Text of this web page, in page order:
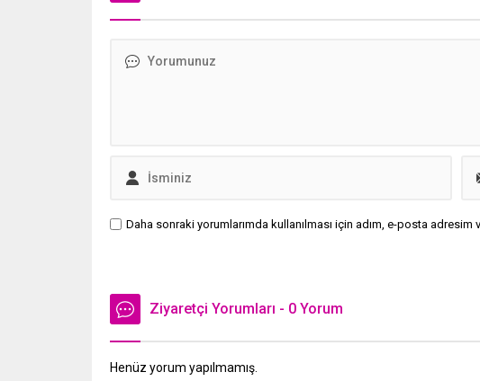
Daha sonraki yorumlarımda kullanılması için adım, e-posta adresim
Ziyaretçi Yorumları - 0 Yorum
Henüz yorum yapılmamış.